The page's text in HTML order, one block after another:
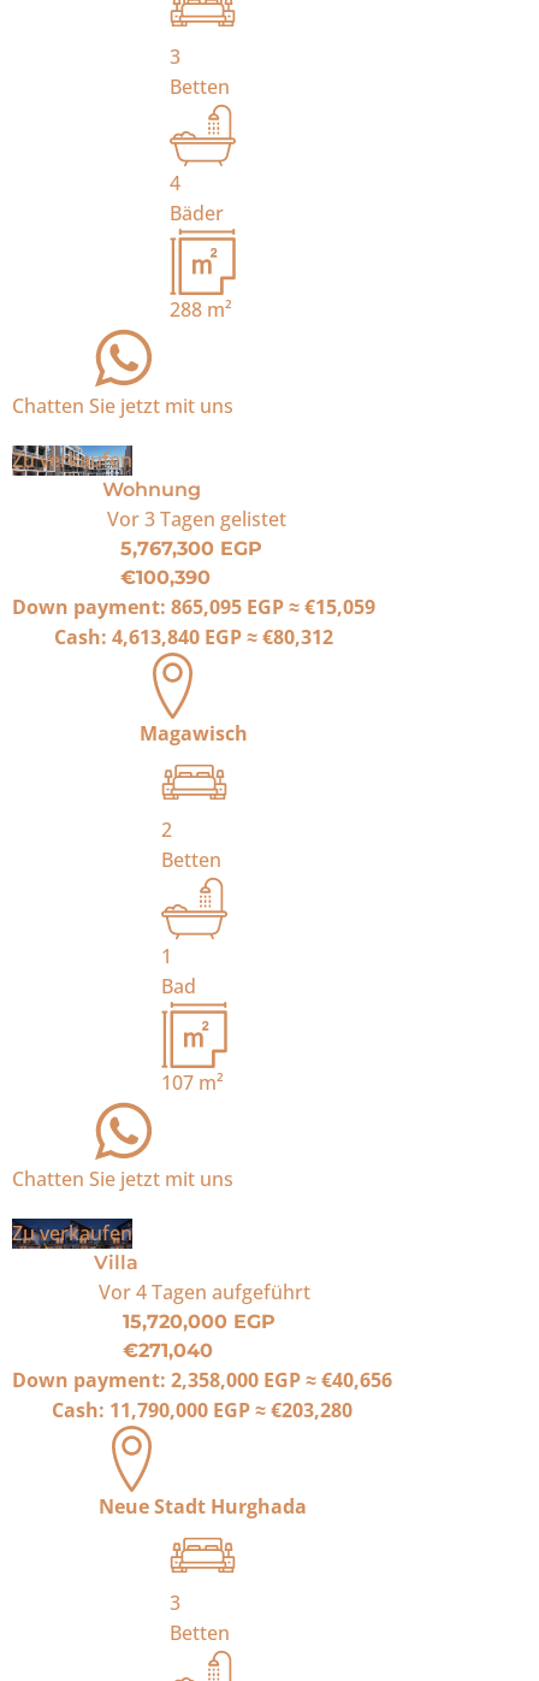
3
Betten
4
Bäder
288m²
Chatten Sie jetzt mit uns
Zu verkaufen
Wohnung
Vor 3 Tagen gelistet
5,767,300 EGP
€100,390
Down payment: 865,095 EGP≈€15,059
Cash: 4,613,840 EGP≈€80,312
Magawisch
2
Betten
1
Bad
107m²
Chatten Sie jetzt mit uns
Zu verkaufen
Villa
Vor 4 Tagen aufgeführt
15,720,000 EGP
€271,040
Down payment: 2,358,000 EGP≈€40,656
Cash: 11,790,000 EGP≈€203,280
Neue Stadt Hurghada
3
Betten